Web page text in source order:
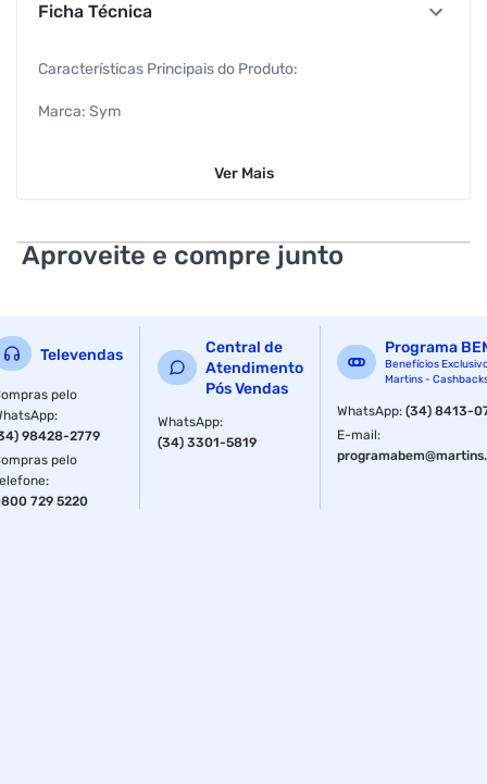
Ficha Técnica
Características Principais do Produto:
Marca: Sym
Ações do produto:
Proteger: Mantém a Região Íntima Segura
Confortar: Sensação de Suavidade Durante o Uso
Controlar: Ajuda a Prevenir Vazamentos
Suavizar:Tecido Macio para Maior Conforto
Benefícios:
Ver Mais
Aproveite e compre junto
Televendas
pelo
:
98428-2779
pelo
:
729 5220
Central de
Atendimento
Pós Vendas
WhatsApp:
(34) 3301-5819
Programa
Benefícios
Martins -
WhatsApp:(34) 8413-
E-mail: